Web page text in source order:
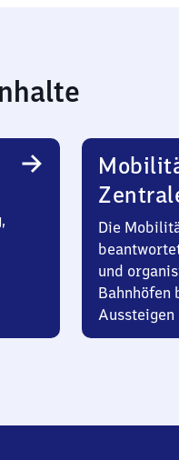
Die
und
Bahnhöfen
Aussteigen